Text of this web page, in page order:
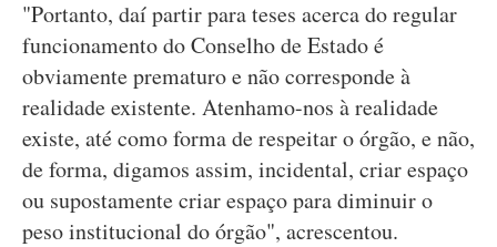
"Portanto, daí partir para teses acerca do regular
funcionamento do Conselho de Estado é
obviamente prematuro e não corresponde à
realidade existente. Atenhamo-nos à realidade
existe, até como forma de respeitar o órgão, e não,
de forma, digamos assim, incidental, criar espaço
ou supostamente criar espaço para diminuir o
peso institucional do órgão", acrescentou.